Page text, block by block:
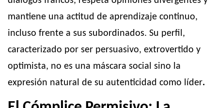
mantiene una actitud de aprendizaje continuo,
incluso frente a sus subordinados. Su perfil,
caracterizado por ser persuasivo, extrovertido y
optimista, no es una máscara social sino la
expresión natural de su autenticidad como líder.